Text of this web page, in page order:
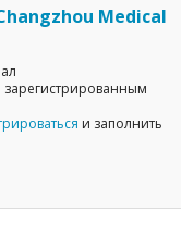
Medical
зарегистрированным
и заполнить